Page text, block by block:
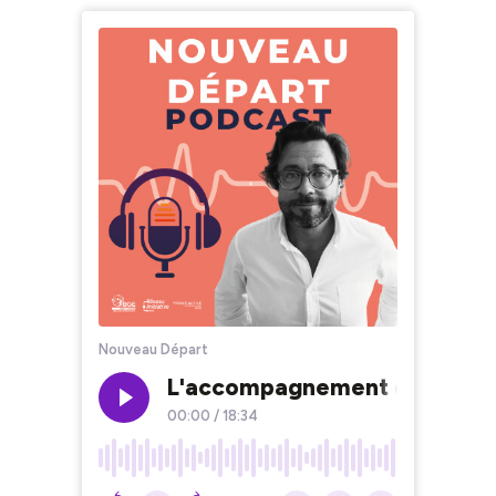
Nouveau Départ
L'accompagnement des
00:00 / 18:34